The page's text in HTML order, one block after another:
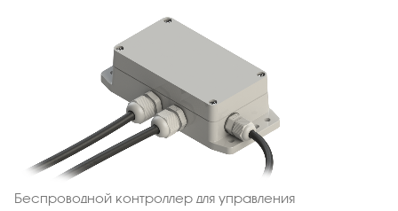
Беспроводной контроллер для управления